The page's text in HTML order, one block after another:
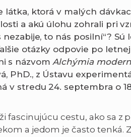
látka, ktorá v malých
a akú úlohu zohrali pri
nezabije, to nás posilní“?
otázky odpovie po
s názvomAlchýmia
PhD., z Ústavu
v stredu 24. septembra o
fascinujúcu cestu, ako sa z
a jedom je často tenká.